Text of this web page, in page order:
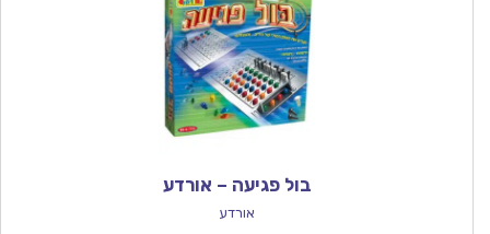
בול פגיעה – אורדע
אורדע